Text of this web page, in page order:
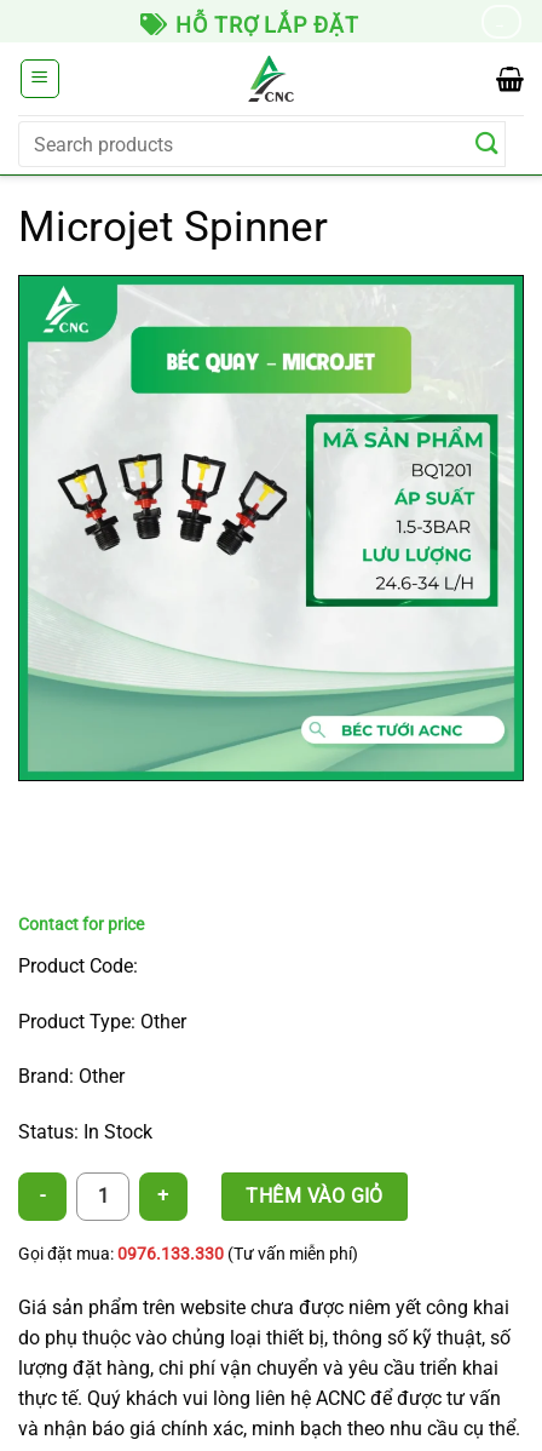
content
HỖ TRỢ LẮP ĐẶT
Search
Microjet Spinner
Product Code:
Product Type: Other
Brand: Other
Status: In Stock
Microjet Spinner quantity THÊM VÀO GIỎ
Gọi đặt mua:0976.133.330 (Tư vấn miễn phí)
Giá sản phẩm trên website chưa được niêm yết công khai
do phụ thuộc vào chủng loại thiết bị, thông số kỹ thuật, số
lượng đặt hàng, chi phí vận chuyển và yêu cầu triển khai
thực tế. Quý khách vui lòng liên hệ ACNC để được tư vấn
và nhận báo giá chính xác, minh bạch theo nhu cầu cụ thể.